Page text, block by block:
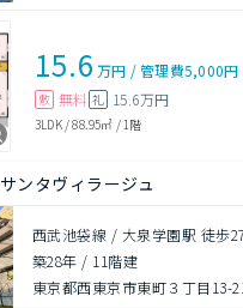
15.6 万円 /管理費5,000円
敷 無料 礼 15.6万円
3LDK/88.95㎡ / 1階
サンタヴィラージュ
西武池袋線 / 大泉学園駅 徒歩
築28年 / 11階建
東京都西東京市東町３丁目13-